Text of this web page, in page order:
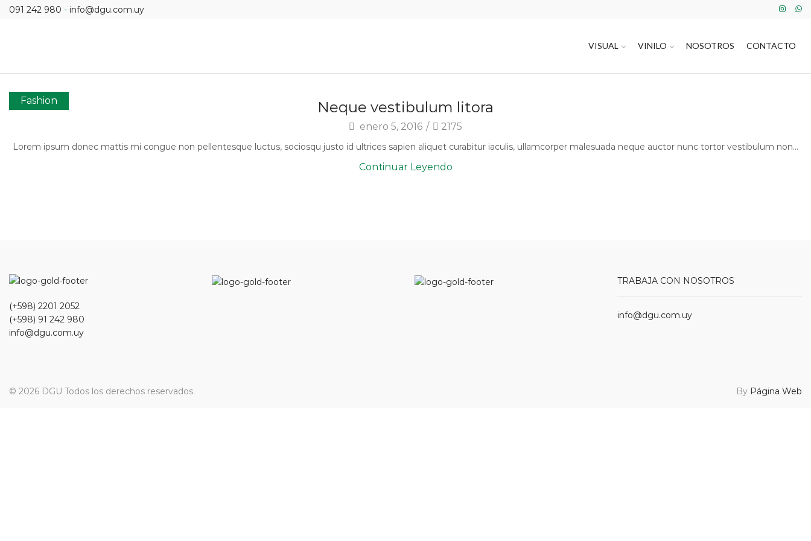
091 242 980 - info@dgu.com.uy
VISUAL VINILO NOSOTROS CONTACTO
Fashion Neque vestibulum litora
enero 5, 2016 / 2175
Lorem ipsum donec mattis mi congue non pellentesque luctus, sociosqu justo id ultrices sapien aliquet curabitur iaculis, ullamcorper malesuada neque auctor nunc tortor vestibulum non...
Continuar Leyendo
(+598) 2201 2052
(+598) 91 242 980
info@dgu.com.uy
TRABAJA CON NOSOTROS
info@dgu.com.uy
© 2026 DGU Todos los derechos reservados. By Página Web